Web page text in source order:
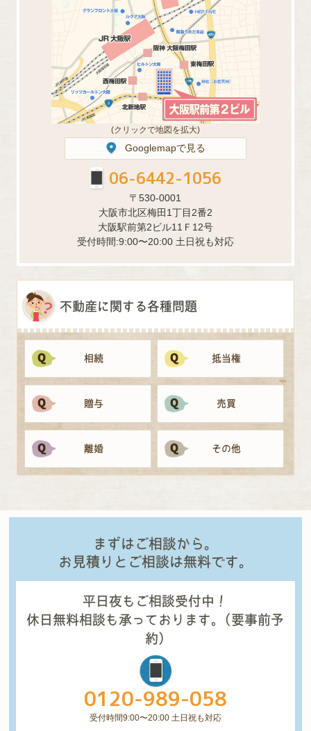
(クリックで地図を拡大)
Googlemapで見る
06-6442-1056
〒530-0001
大阪市北区梅田1丁目2番2
大阪駅前第2ビル11Ｆ12号
受付時間:9:00〜20:00 土日祝も対応
不動産に関する各種問題
相続 抵当権
贈与 売買
離婚 その他
まずはご相談から。
お見積りとご相談は無料です。
平日夜もご相談受付中！
休日無料相談も承っております。 (要事前予
約)
0120-989-058
受付時間9:00〜20:00 土日祝も対応